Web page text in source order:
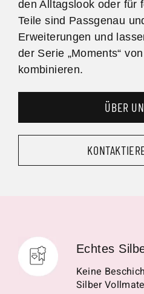
den Alltagslook oder für
Teile sind Passgenau
Erweiterungen und
der Serie „Moments“
kombinieren.
ÜBER
Echtes
Keine
Silber